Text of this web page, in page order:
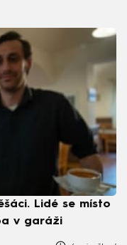
Lidé se místo
v garáži